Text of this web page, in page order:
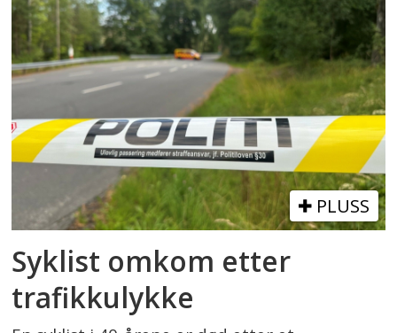
PLUSS
Syklist omkom etter
trafikkulykke